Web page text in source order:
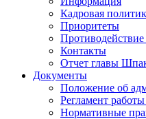
Кадровая
Приоритеты
Контакты
Отчет главы
Документы
Положение об
Регламент
Нормативные